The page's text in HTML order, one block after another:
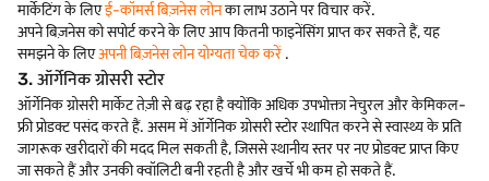
मार्केटिंग के लिएई-कॉमर्स बिज़नेस लोनका लाभ उठाने पर विचार करें.
अपने बिज़नेस को सपोर्ट करने के लिए आप कितनी फाइनेंसिंग प्राप्त कर सकते हैं, यह
समझने के लिएअपनी बिज़नेस लोन योग्यता चेक करें .
3. ऑर्गेनिक ग्रोसरी स्टोर
ऑर्गेनिक ग्रोसरी मार्केट तेज़ी से बढ़ रहा है क्योंकि अधिक उपभोक्ता नेचुरल और केमिकल-
फ्री प्रोडक्ट पसंद करते हैं. असम में ऑर्गेनिक ग्रोसरी स्टोर स्थापित करने से स्वास्थ्य के प्रति
जागरूक खरीदारों की मदद मिल सकती है, जिससे स्थानीय स्तर पर नए प्रोडक्ट प्राप्त किए
जा सकते हैं और उनकी क्वॉलिटी बनी रहती है और खर्चे भी कम हो सकते हैं.